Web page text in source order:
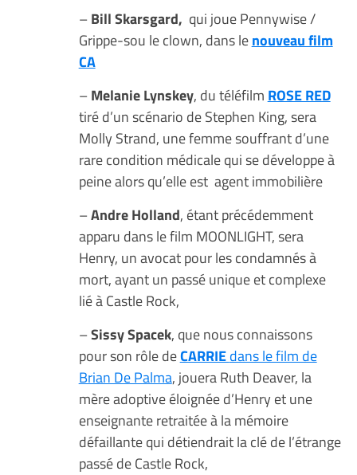
–Bill Skarsgard, qui joue Pennywise /
Grippe-sou le clown, dans lenouveau film
CA
–Melanie Lynskey, du téléfilm ROSE RED
tiré d’un scénario de Stephen King, sera
Molly Strand, une femme souffrant d’une
rare condition médicale qui se développe à
peine alors qu’elle est agent immobilière
–Andre Holland, étant précédemment
apparu dans le film MOONLIGHT, sera
Henry, un avocat pour les condamnés à
mort, ayant un passé unique et complexe
lié à Castle Rock,
–Sissy Spacek, que nous connaissons
pour son rôle deCARRIEdans le film de
Brian De Palma, jouera Ruth Deaver, la
mère adoptive éloignée d’Henry et une
enseignante retraitée à la mémoire
défaillante qui détiendrait la clé de l’étrange
passé de Castle Rock,